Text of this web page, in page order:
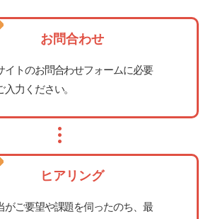
お問合わせ
イトのお問合わせフォームに必要
力ください。
ヒアリング
がご要望や課題を伺ったのち、最